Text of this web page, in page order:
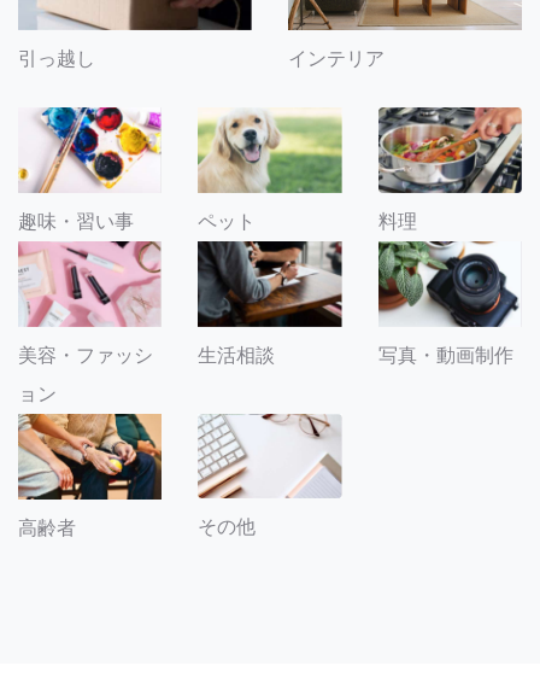
引っ越し インテリア
趣味・習い事 ペット 料理
美容・ファッシ
ョン
生活相談 写真・動画制作
高齢者 その他